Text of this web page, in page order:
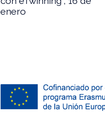
enero